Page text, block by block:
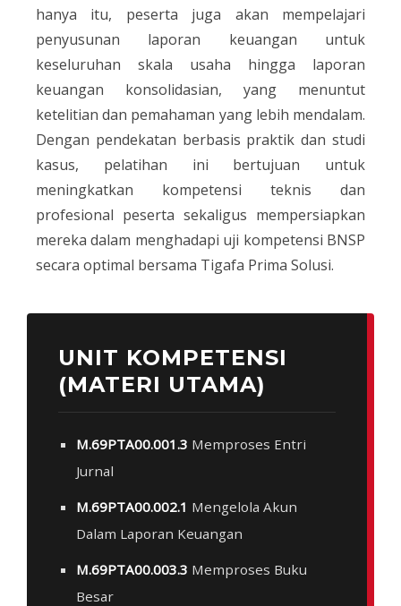
hanya itu, peserta juga akan mempelajari
penyusunan laporan keuangan untuk
keseluruhan skala usaha hingga laporan
keuangan konsolidasian, yang menuntut
ketelitian dan pemahaman yang lebih mendalam.
Dengan pendekatan berbasis praktik dan studi
kasus, pelatihan ini bertujuan untuk
meningkatkan kompetensi teknis dan
profesional peserta sekaligus mempersiapkan
mereka dalam menghadapi uji kompetensi BNSP
secara optimal bersama Tigafa Prima Solusi.
UNIT KOMPETENSI
(MATERI UTAMA)
M.69PTA00.001.3 Memproses Entri
Jurnal
M.69PTA00.002.1 Mengelola Akun
Dalam Laporan Keuangan
M.69PTA00.003.3 Memproses Buku
Besar